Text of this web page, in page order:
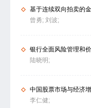
基于连续双向拍卖的
曾勇; 刘波;
银行全面风险管理和
陆晓明;
中国股票市场与经济
李仁健;